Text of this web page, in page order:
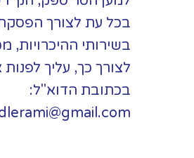
בכל עת לצורך
בשירותי ההיכרויות,
לצורך כך, עליך
בכתובת הדוא"ל: